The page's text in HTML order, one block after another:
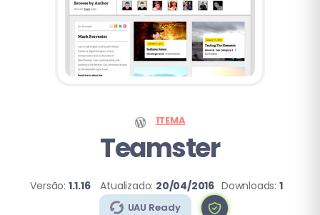
1TEMA
Teamster
Versão: 1.1.16 Atualizado: 20/04/2016 Downloads: 1
UAU Ready